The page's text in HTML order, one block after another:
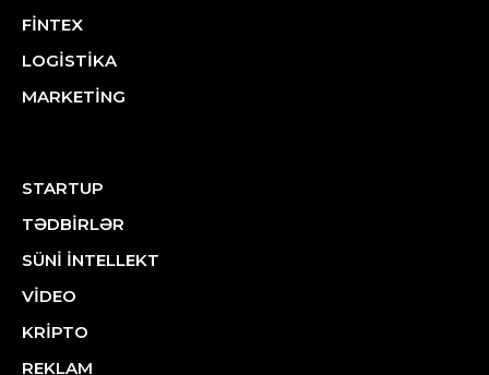
FİNTEX
LOGİSTİKA
MARKETİNG
STARTUP
TƏDBİRLƏR
SÜNİ İNTELLEKT
VİDEO
KRİPTO
REKLAM